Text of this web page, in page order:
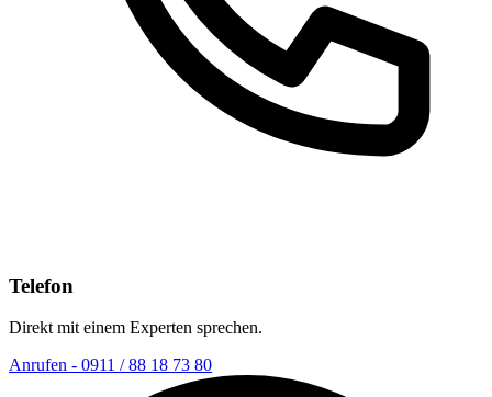
Telefon
Direkt mit einem Experten sprechen.
Anrufen - 0911 / 88 18 73 80